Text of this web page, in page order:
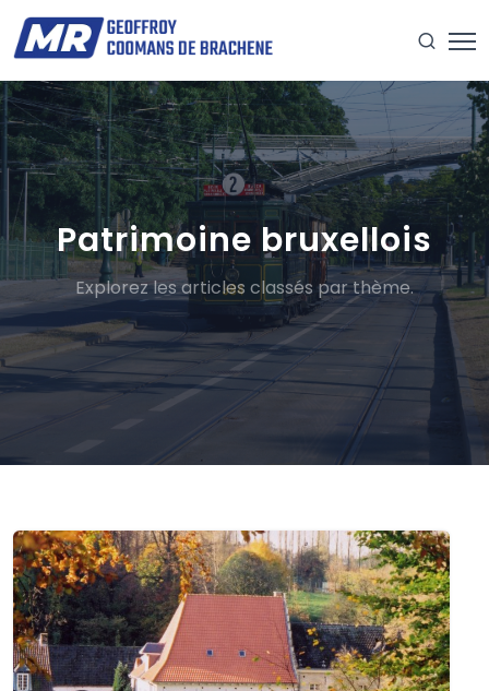
Patrimoine bruxellois
Explorez les articles classés par thème.